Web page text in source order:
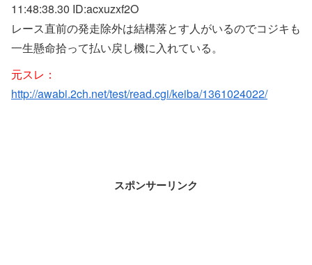
11:48:38.30 ID:acxuzxf2O
レース直前の発走除外は結構落とす人がいるのでコジキも
一生懸命拾って払い戻し機に入れている。
元スレ：
http://awabi.2ch.net/test/read.cgi/keiba/1361024022/
スポンサーリンク